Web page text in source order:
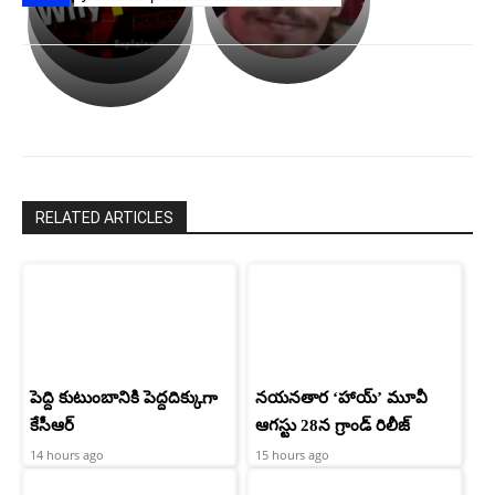
అసంపూర్ణం
స్టార్
హీరోయిన్‏గా
శ్రీనిధి
తీర్చుకున్న
ఉపాసన..
పాపం
రామ్
RELATED ARTICLES
పెద్ది కుటుంబానికి పెద్దదిక్కుగా
కేసీఆర్
14 hours ago
నయనతార ‘హాయ్’ మూవీ
ఆగస్టు 28న గ్రాండ్ రిలీజ్
15 hours ago